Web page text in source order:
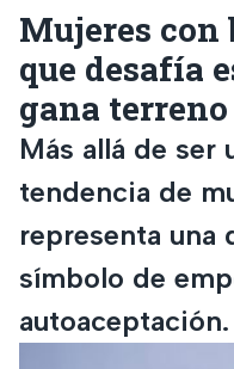
Mujeres con
que desafía
gana terreno
Más allá de ser
tendencia de
representa una
símbolo de
autoaceptación.